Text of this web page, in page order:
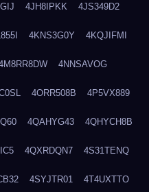
4JH8IPKK 4JS349D2
4KNS3G0Y 4KQJIFMI
4NNSAVOG
4ORR508B 4P5VX889
4QAHYG43 4QHYCH8B
4QXRDQN7 4S31TENQ
4SYJTR01 4T4UXTTO